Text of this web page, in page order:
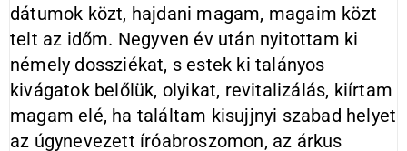
dátumok közt, hajdani magam, magaim közt
telt az időm. Negyven év után nyitottam ki
némely dossziékat, s estek ki talányos
kivágatok belőlük, olyikat, revitalizálás, kiírtam
magam elé, ha találtam kisujjnyi szabad helyet
az úgynevezett íróabroszomon, az árkus